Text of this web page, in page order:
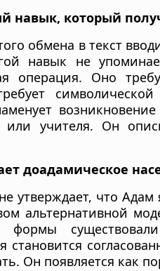
навык, который
обмена в текст
навык не
операция. Оно
или учителя. Он
доадамическое
утверждает, что
альтернативной
формы
становится
Он появляется как